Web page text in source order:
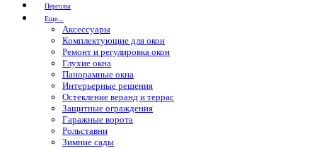
Перголы
Еще...
Аксессуары
Комплектующие для окон
Ремонт и регулировка окон
Глухие окна
Панорамные окна
Интерьерные решения
Остекление веранд и террас
Защитные ограждения
Гаражные ворота
Рольставни
Зимние сады